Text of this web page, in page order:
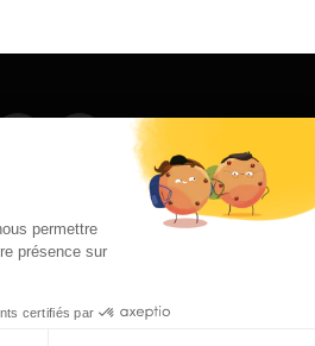
Instagram
CONTACT
communication